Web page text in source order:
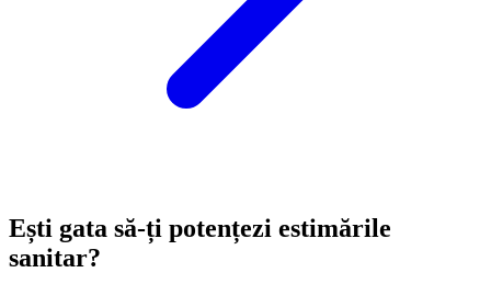
Ești gata să-ți potențezi estimările
sanitar?